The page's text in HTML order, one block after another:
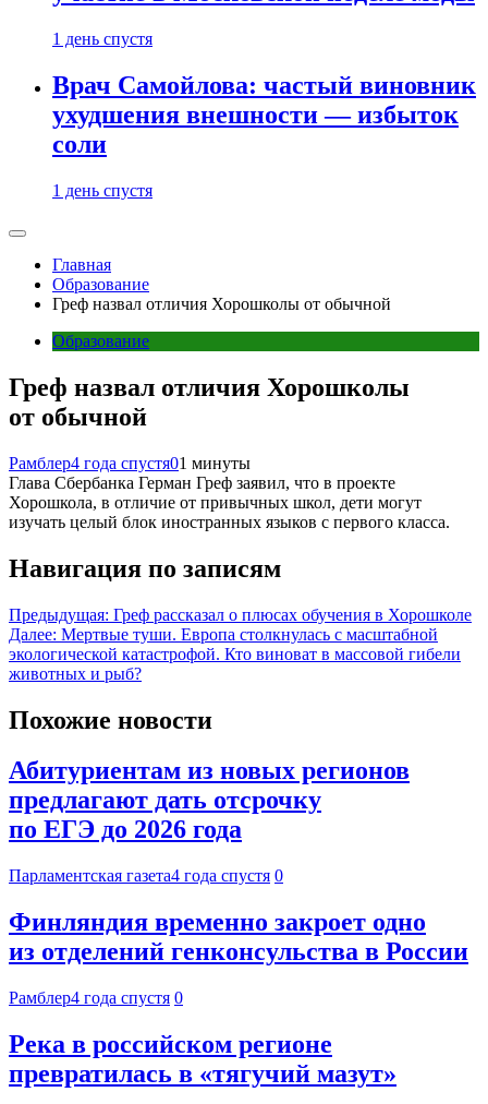
1 день спустя
Врач Самойлова: частый виновник
ухудшения внешности — избыток
соли
1 день спустя
Главная
Образование
Греф назвал отличия Хорошколы от обычной
Образование
Греф назвал отличия Хорошколы
от обычной
Рамблер4 года спустя01 минуты
Глава Сбербанка Герман Греф заявил, что в проекте
Хорошкола, в отличие от привычных школ, дети могут
изучать целый блок иностранных языков с первого класса.
Навигация по записям
Предыдущая: Греф рассказал о плюсах обучения в Хорошколе
Далее: Мертвые туши. Европа столкнулась с масштабной
экологической катастрофой. Кто виноват в массовой гибели
животных и рыб?
Похожие новости
Абитуриентам из новых регионов
предлагают дать отсрочку
по ЕГЭ до 2026 года
Парламентская газета4 года спустя 0
Финляндия временно закроет одно
из отделений генконсульства в России
Рамблер4 года спустя 0
Река в российском регионе
превратилась в «тягучий мазут»